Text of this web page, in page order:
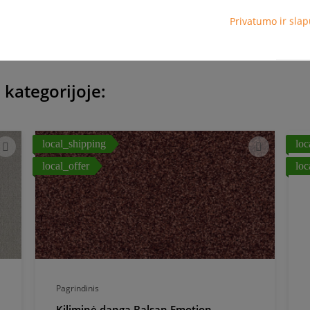
Pagrindinis
local_shipping
local_offer
Privatumo ir